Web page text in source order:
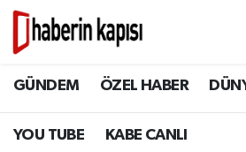
GÜNDEM ÖZEL HABER
YOU TUBE KABE CANLI
DÜNYA
ÖZEL HABER
Trafik Durumu